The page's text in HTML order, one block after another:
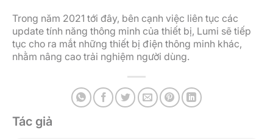
Trong năm 2021 tới đây, bên cạnh việc liên tục các
update tính năng thông minh của thiết bị, Lumi sẽ tiếp
tục cho ra mắt những thiết bị điện thông minh khác,
nhằm nâng cao trải nghiệm người dùng.
Tác giả